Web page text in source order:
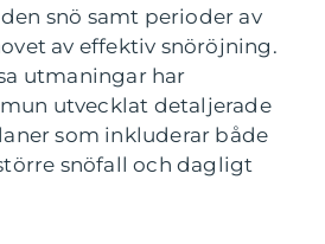
snö samt perioder av
av effektiv snöröjning.
utmaningar har
utvecklat detaljerade
som inkluderar både
snöfall och dagligt